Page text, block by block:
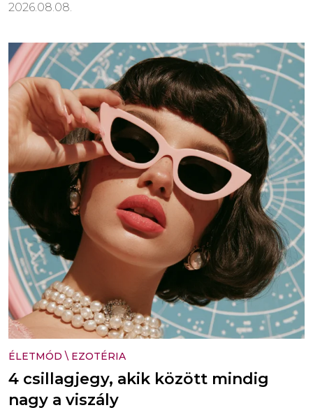
2026.08.08.
ÉLETMÓD \ EZOTÉRIA
4 csillagjegy, akik között mindig
nagy a viszály